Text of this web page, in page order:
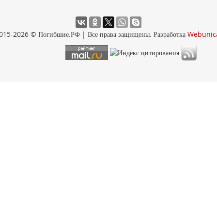
2026 © Погибшие.РФ | Все права защищены. Разработка